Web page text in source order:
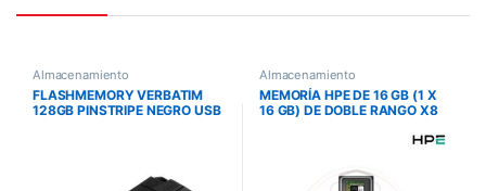
Almacenamiento
FLASHMEMORY VERBATIM
128GB PINSTRIPE NEGRO USB
Almacenamiento
MEMORÍA HPE DE 16 GB (1 X
16 GB) DE DOBLE RANGO X8